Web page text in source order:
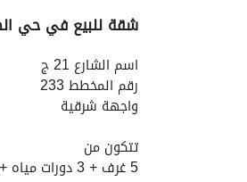
التفاصيل
شقة للبيع في حي
اسم الشارع 21 ج
رقم المخطط 233
واجهة شرقية
تتكون من
5 غرف + 3 دورات مياه + مطبخ